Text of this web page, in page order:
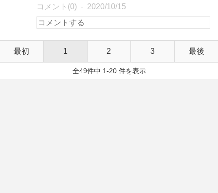
コメント(0) 2020/10/15
最初 1 2 3 最後
全49件中 1-20 件を表示